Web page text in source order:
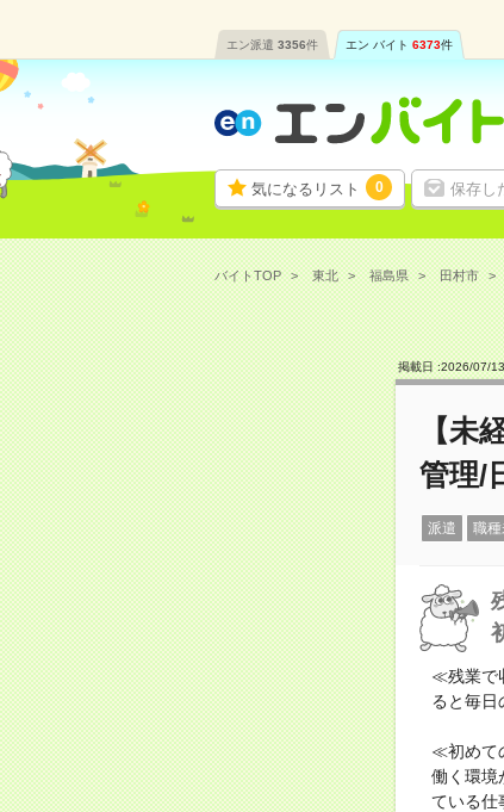
エン派遣 3356件 エン バイト 6373件
気になるリスト 0 保存し
バイトTOP 東北 福島県 田村市
掲載日 :2026/07/13
【未
管理/
派遣 職種
≪残業で
ると毎日
≪初めて
働く環境
ている仕